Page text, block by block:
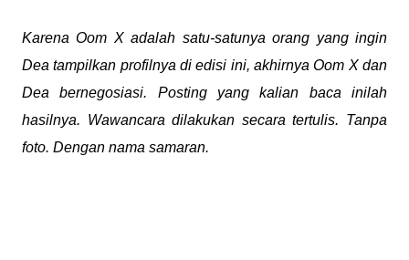
Karena Oom X adalah satu-satunya orang yang ingin
Dea tampilkan profilnya di edisi ini, akhirnya Oom X dan
Dea bernegosiasi. Posting yang kalian baca inilah
hasilnya. Wawancara dilakukan secara tertulis. Tanpa
foto. Dengan nama samaran.